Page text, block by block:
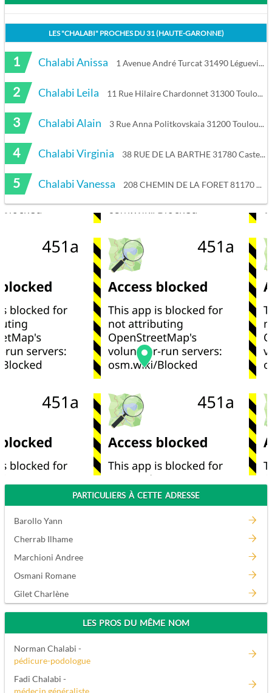
LES "CHALABI" PROCHES DU31 (HAUTE-GARONNE)
1 Chalabi Anissa 1 Avenue André Turcat 31490 Léguevin
2 Chalabi Leila 11 Rue Hilaire Chardonnet 31300 Toulouse
3 Chalabi Alain 3 Rue Anna Politkovskaia 31200 Toulouse
4 Chalabi Virginia 38 RUE DE LA BARTHE 31780 Castelginest
5 Chalabi Vanessa 208 CHEMIN DE LA FORET 81170 CORDES SUR CIEL
PARTICULIERS À CETTE ADRESSE
Barollo Yann
Cherrab Ilhame
Marchioni Andree
Osmani Romane
Gilet Charlène
LES PROS DU MÊME NOM
Norman Chalabi -
pédicure-podologue
Fadi Chalabi -